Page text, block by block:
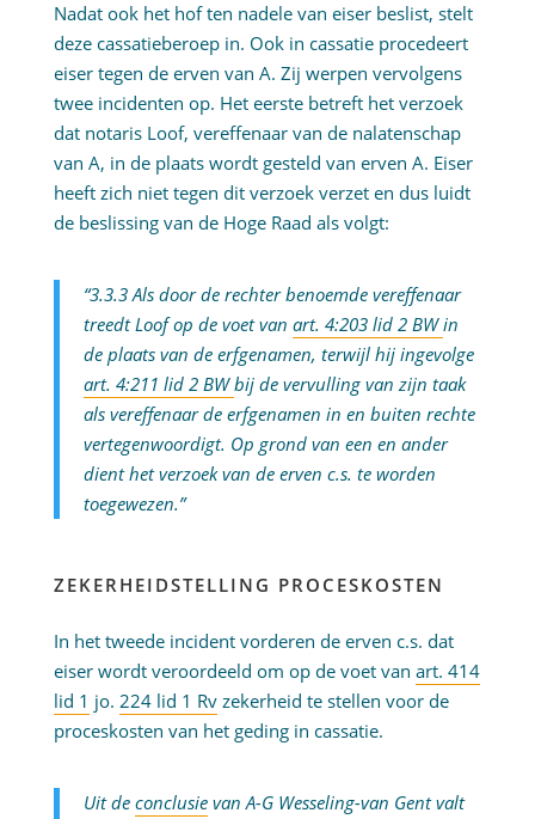
Nadat ook het hof ten nadele van eiser beslist, stelt
deze cassatieberoep in. Ook in cassatie procedeert
eiser tegen de erven van A. Zij werpen vervolgens
twee incidenten op. Het eerste betreft het verzoek
dat notaris Loof, vereffenaar van de nalatenschap
van A, in de plaats wordt gesteld van erven A. Eiser
heeft zich niet tegen dit verzoek verzet en dus luidt
de beslissing van de Hoge Raad als volgt:
“3.3.3 Als door de rechter benoemde vereffenaar
treedt Loof op de voet van art. 4:203 lid 2 BWin
de plaats van de erfgenamen, terwijl hij ingevolge
art. 4:211 lid 2 BWbij de vervulling van zijn taak
als vereffenaar de erfgenamen in en buiten rechte
vertegenwoordigt. Op grond van een en ander
dient het verzoek van de erven c.s. te worden
toegewezen.”
ZEKERHEIDSTELLING PROCESKOSTEN
In het tweede incident vorderen de erven c.s. dat
eiser wordt veroordeeld om op de voet van art. 414
lid 1 jo. 224 lid 1 Rvzekerheid te stellen voor de
proceskosten van het geding in cassatie.
Uit de conclusievan A-G Wesseling-van Gent valt